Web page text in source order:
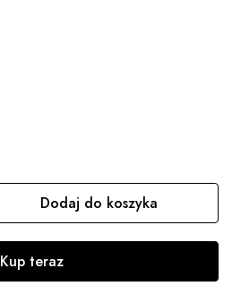
Dodaj do koszyka
Kup teraz